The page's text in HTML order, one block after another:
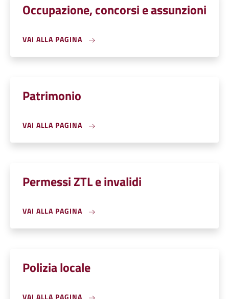
Occupazione, concorsi e assunzioni
VAI ALLA PAGINA
Patrimonio
VAI ALLA PAGINA
Permessi ZTL e invalidi
VAI ALLA PAGINA
Polizia locale
VAI ALLA PAGINA